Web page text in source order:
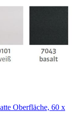
Oberfläche, 60 x